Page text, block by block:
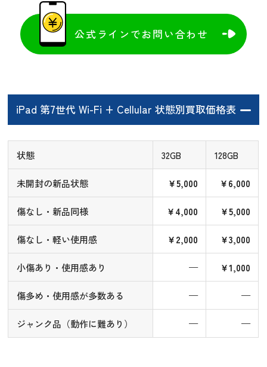
公式ラインでお問い合わせ
iPad 第7世代 Wi-Fi + Cellular 状態別買取価格表
状態 32GB 128GB
未開封の新品状態 ￥5,000 ￥6,000
傷なし・新品同様 ￥4,000 ￥5,000
傷なし・軽い使用感 ￥2,000 ￥3,000
小傷あり・使用感あり — ￥1,000
傷多め・使用感が多数ある — —
ジャンク品（動作に難あり） — —